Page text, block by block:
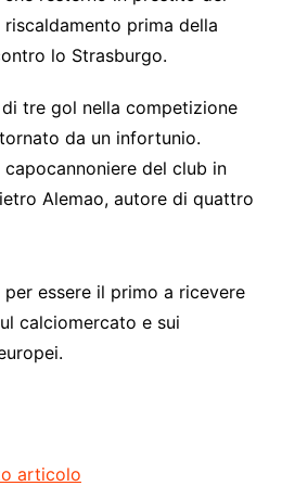
prima della
lo Strasburgo.
tre gol nella competizione
da un infortunio.
capocannoniere del club in
Alemao, autore di quattro
essere il primo a ricevere
calciomercato e sui
articolo